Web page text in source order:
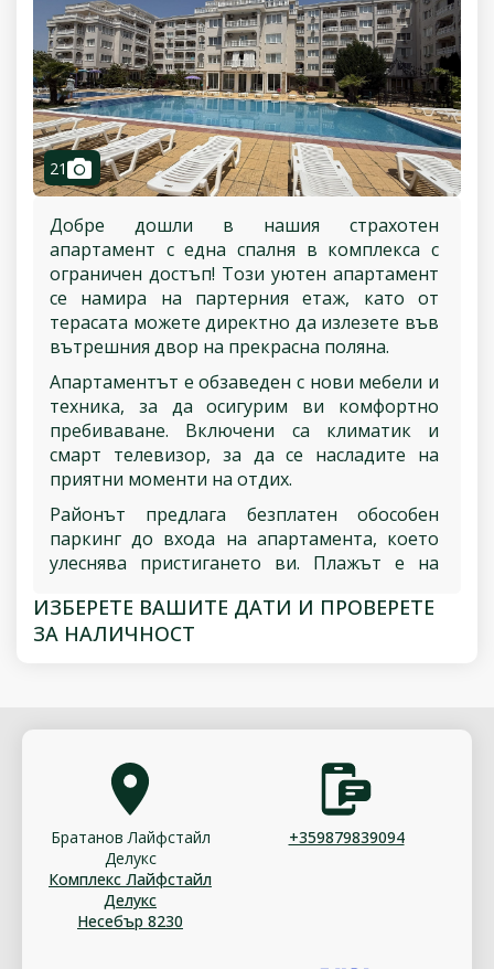
21camera
Добре дошли в нашия страхотен
апартамент с една спалня в комплекса с
ограничен достъп! Този уютен апартамент
се намира на партерния етаж, като от
терасата можете директно да излезете във
вътрешния двор на прекрасна поляна.
Апартаментът е обзаведен с нови мебели и
техника, за да осигурим ви комфортно
пребиваване. Включени са климатик и
смарт телевизор, за да се насладите на
приятни моменти на отдих.
Районът предлага безплатен обособен
паркинг до входа на апартамента, което
улеснява пристигането ви. Плажът е на
100 метра. Въпреки, че басейнът не работи
в момента, комплексът предлага страхотна
близост до плажа, спортни активности и
детски забавления.
ИЗБЕРЕТЕ ВАШИТЕ ДАТИ И ПРОВЕРЕТЕ
ЗА НАЛИЧНОСТ
Братанов Лайфстайл
Делукс
Комплекс Лайфстайл
Делукс
Несебър 8230
+359879839094